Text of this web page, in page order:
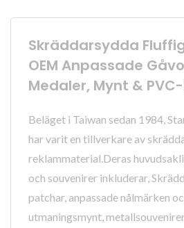
Skräddarsydda
OEM Anpassade
Medaler, Mynt &
Beläget i Taiwan sedan 1984,
har varit en tillverkare av
reklammaterial.Deras
och souvenirer inkluderar,
patchar, anpassade nålmärken
utmaningsmynt,